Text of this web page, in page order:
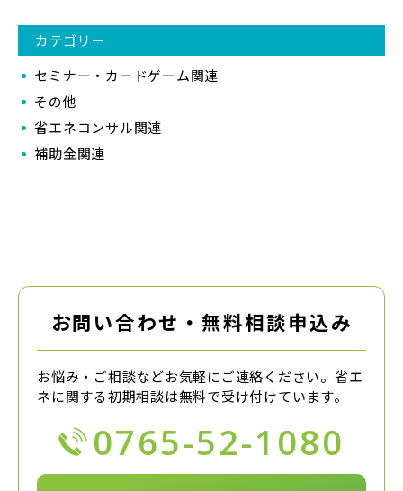
カテゴリー
セミナー・カードゲーム関連
その他
省エネコンサル関連
補助金関連
お問い合わせ・無料相談申込み
お悩み・ご相談などお気軽にご連絡ください。 省エ
ネに関する初期相談は無料で受け付けています。
0765-52-1080